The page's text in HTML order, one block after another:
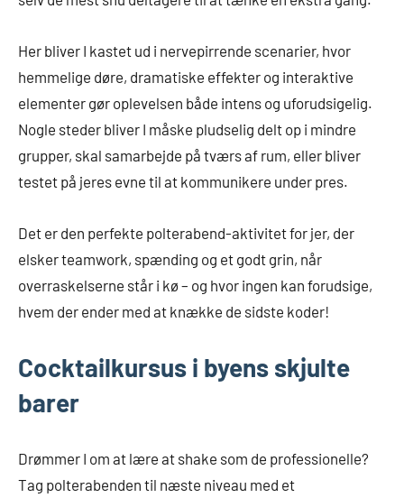
Her bliver I kastet ud i nervepirrende scenarier, hvor
hemmelige døre, dramatiske effekter og interaktive
elementer gør oplevelsen både intens og uforudsigelig.
Nogle steder bliver I måske pludselig delt op i mindre
grupper, skal samarbejde på tværs af rum, eller bliver
testet på jeres evne til at kommunikere under pres.
Det er den perfekte polterabend-aktivitet for jer, der
elsker teamwork, spænding og et godt grin, når
overraskelserne står i kø – og hvor ingen kan forudsige,
hvem der ender med at knække de sidste koder!
Cocktailkursus i byens skjulte
barer
Drømmer I om at lære at shake som de professionelle?
Tag polterabenden til næste niveau med et